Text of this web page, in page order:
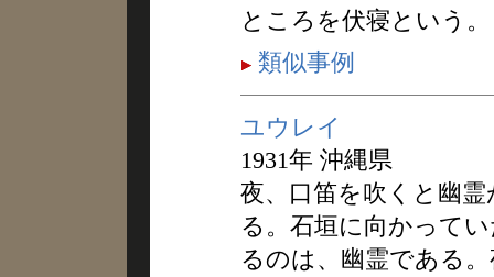
ところを伏寝という。
類似事例
ユウレイ
1931年 沖縄県
夜、口笛を吹くと幽
る。石垣に向かって
るのは、幽霊である